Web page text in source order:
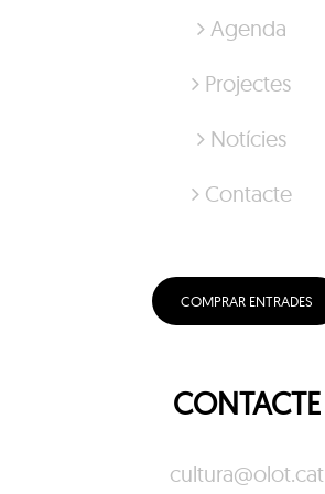
Agenda
Projectes
Notícies
Contacte
COMPRAR ENTRADES
CONTACTE
cultura@olot.cat